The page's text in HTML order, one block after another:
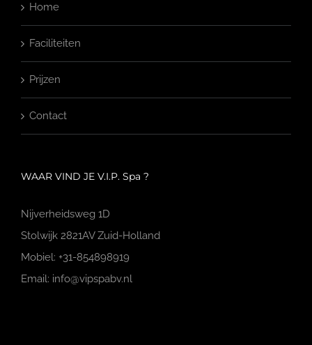
Home
Faciliteiten
Prijzen
Contact
WAAR VIND JE V.I.P. Spa ?
Nijverheidsweg 1D
Stolwijk 2821AV Zuid-Holland
Mobiel: +31-854898919
Email: info@vipspabv.nl